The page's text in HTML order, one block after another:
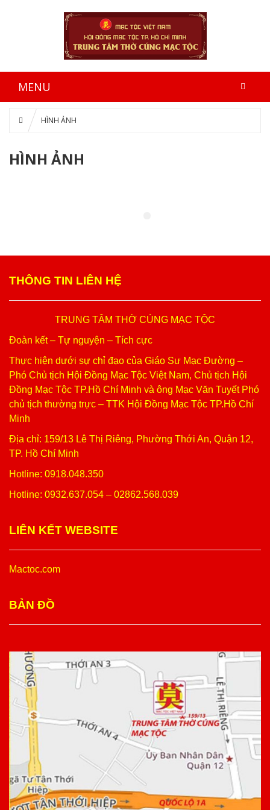
MENU
HÌNH ẢNH
HÌNH ẢNH
THÔNG TIN LIÊN HỆ
TRUNG TÂM THỜ CÚNG MẠC TỘC
Đoàn kết – Tự nguyện – Tích cực
Thực hiện dưới sự chỉ đạo của Giáo Sư Mạc Đường –
Phó Chủ tịch Hội Đồng Mạc Tộc Việt Nam, Chủ tịch Hội
Đồng Mạc Tộc TP.Hồ Chí Minh và ông Mạc Văn Tuyết Phó
chủ tịch thường trực – TTK Hội Đồng Mạc Tộc TP.Hồ Chí
Minh
Địa chỉ: 159/13 Lê Thị Riêng, Phường Thới An, Quận 12,
TP. Hồ Chí Minh
Hotline: 0918.048.350
Hotline: 0932.637.054 – 02862.568.039
LIÊN KẾT WEBSITE
Mactoc.com
BẢN ĐỒ